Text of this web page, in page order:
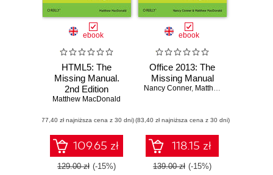
ebook
HTML5: The
Missing Manual.
2nd Edition
Matthew MacDonald
(77,40 zł najniższa cena z 30 dni)
109.65 zł
129.00 zł (-15%)
ebook
Office 2013: The
Missing Manual
Nancy Conner, Matthew MacDonald
(83,40 zł najniższa cena z 30 dni)
118.15 zł
139.00 zł (-15%)